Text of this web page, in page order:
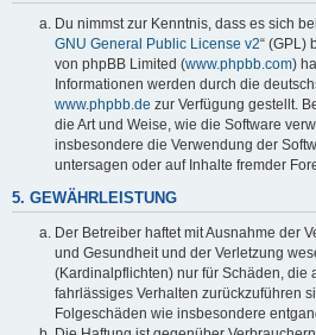
Du nimmst zur Kenntnis, dass es sich
GNU General Public License v2“ (GPL)
von phpBB Limited (www.phpbb.com)
Informationen werden durch die
www.phpbb.de zur Verfügung gestellt.
die Art und Weise, wie die Software
insbesondere die Verwendung der
untersagen oder auf Inhalte fremder
5. GEWÄHRLEISTUNG
Der Betreiber haftet mit Ausnahme der
und Gesundheit und der Verletzung
(Kardinalpflichten) nur für Schäden, die
fahrlässiges Verhalten zurückzuführen
Folgeschäden wie insbesondere